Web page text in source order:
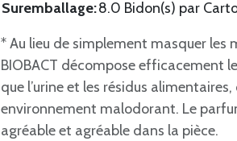
Suremballage:8.0 Bidon(s) par
* Au lieu de simplement masquer les
BIOBACT décompose efficacement
que l’urine et les résidus alimentaires,
environnement malodorant. Le
agréable et agréable dans la pièce.